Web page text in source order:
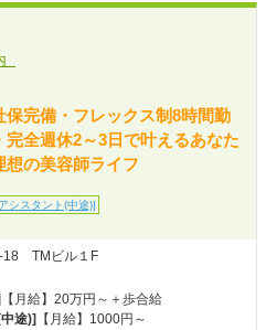
完備・フレックス制8時間勤
完全週休2～3日で叶えるあなた
想の美容師ライフ
シスタント(中途)]
18 TMビル１F
【月給】20万円～＋歩合給
途)]
【月給】1000円～